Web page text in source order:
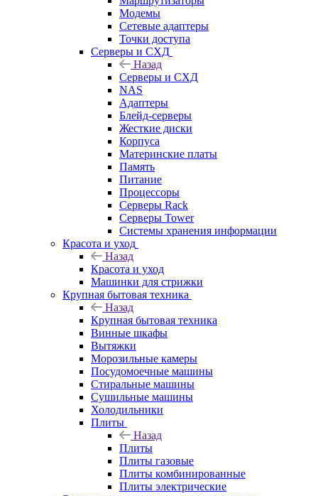
Модемы
Сетевые адаптеры
Точки доступа
Серверы и СХД
Назад
Серверы и СХД
NAS
Адаптеры
Блейд-серверы
Жесткие диски
Корпуса
Материнские платы
Память
Питание
Процессоры
Серверы Rack
Серверы Tower
Системы хранения информации
Красота и уход
Назад
Красота и уход
Машинки для стрижки
Крупная бытовая техника
Назад
Крупная бытовая техника
Винные шкафы
Вытяжки
Морозильные камеры
Посудомоечные машины
Стиральные машины
Сушильные машины
Холодильники
Плиты
Назад
Плиты
Плиты газовые
Плиты комбинированные
Плиты электрические